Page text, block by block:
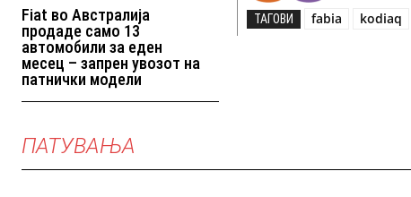
Fiat во Австралија
продаде само 13
автомобили за еден
месец – запрен увозот на
патнички модели
ТАГОВИ fabia kodiaq
ПАТУВАЊА